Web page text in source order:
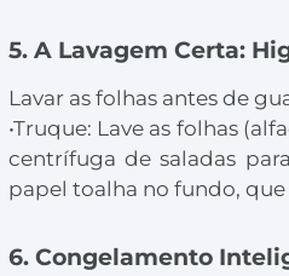
5. A Lavagem Certa:
Lavar as folhas antes de
•Truque: Lave as folhas
centrífuga de saladas
papel toalha no fundo,
6. Congelamento